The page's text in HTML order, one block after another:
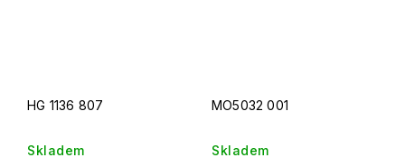
HG 1136 807
Skladem
MO5032 001
Skladem